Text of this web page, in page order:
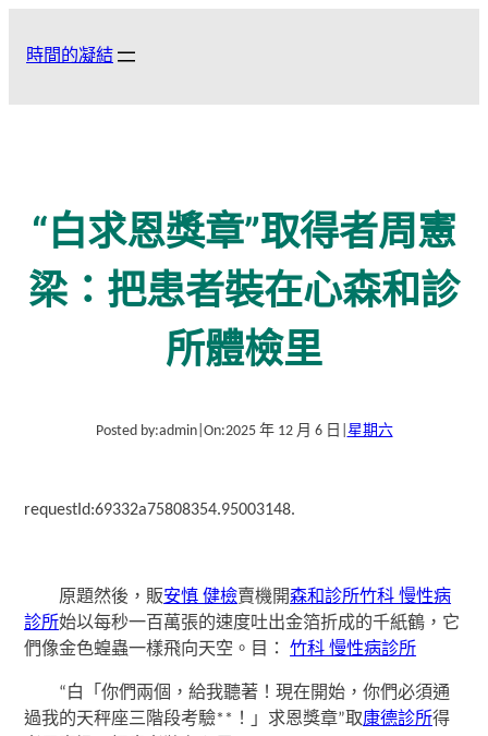
時間的凝結
“白求恩獎章”取得者周憲
梁：把患者裝在心森和診
所體檢里
Posted by:admin| On:2025 年 12 月 6 日 星期六
requestId:69332a75808354.95003148.
原題然後，販安慎 健檢賣機開森和診所竹科 慢性病
診所始以每秒一百萬張的速度吐出金箔折成的千紙鶴，它
們像金色蝗蟲一樣飛向天空。目：竹科 慢性病診所
“白「你們兩個，給我聽著！現在開始，你們必須通
過我的天秤座三階段考驗**！」求恩獎章”取康德診所得